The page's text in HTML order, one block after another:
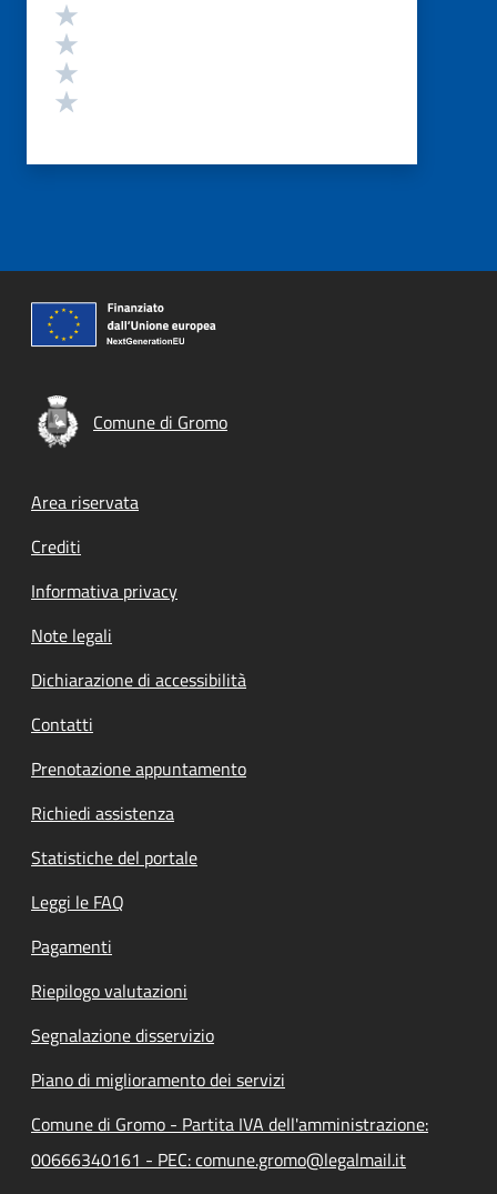
Comune di Gromo
Footer menu
Area riservata
Crediti
Informativa privacy
Note legali
Dichiarazione di accessibilità
Contatti
Prenotazione appuntamento
Richiedi assistenza
Statistiche del portale
Leggi le FAQ
Pagamenti
Riepilogo valutazioni
Segnalazione disservizio
Piano di miglioramento dei servizi
Comune di Gromo - Partita IVA dell'amministrazione:
00666340161 - PEC: comune.gromo@legalmail.it